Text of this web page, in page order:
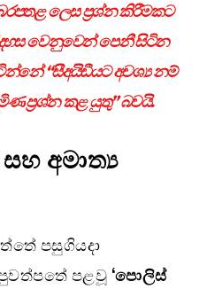
ලෙස ප්‍රශ්න කිරීමකට
වෙනුවෙන් පෙනී සිටින
“සීඅයිඩීයට අවශ්‍ය නම්
ප්‍රශ්න කළ යුතු” බවයි.
අමාත්‍ය
පසුගියදා
පුවත්පතේ පළවූ ‘පොලිස්